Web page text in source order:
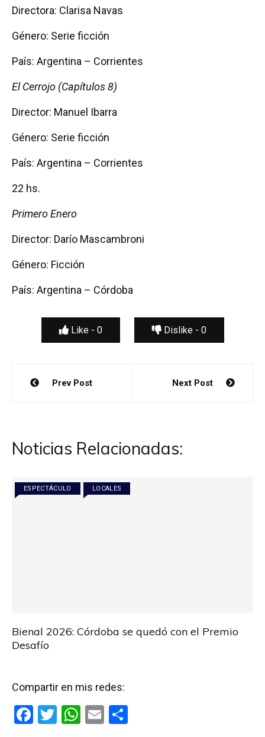
Directora: Clarisa Navas
Género: Serie ficción
País: Argentina – Corrientes
El Cerrojo (Capítulos 8)
Director: Manuel Ibarra
Género: Serie ficción
País: Argentina – Corrientes
22 hs.
Primero Enero
Director: Darío Mascambroni
Género: Ficción
País: Argentina – Córdoba
Like - 0 Dislike - 0
Navegación
Prev Post Next Post
Noticias Relacionadas:
ESPECTÁCULO LOCALES
Bienal 2026: Córdoba se quedó con el Premio
Desafío
Compartir en mis redes:
F
T
W E